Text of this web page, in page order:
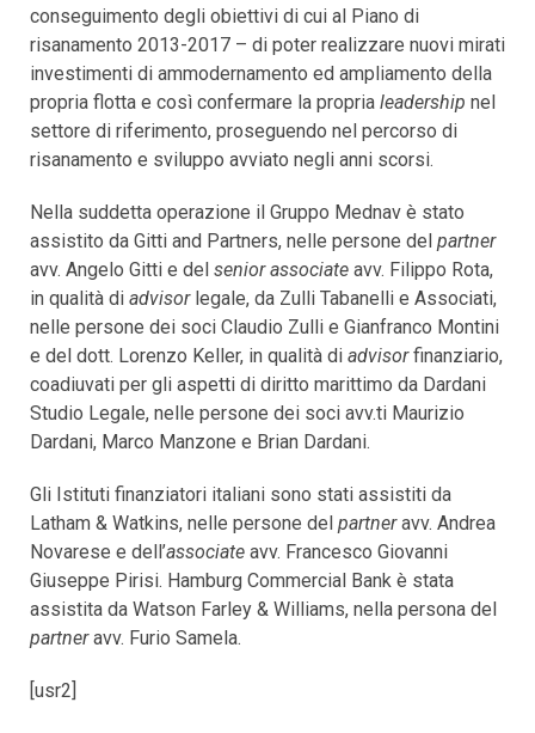
conseguimento degli obiettivi di cui al Piano di
risanamento 2013-2017 – di poter realizzare nuovi mirati
investimenti di ammodernamento ed ampliamento della
propria flotta e così confermare la propria leadership nel
settore di riferimento, proseguendo nel percorso di
risanamento e sviluppo avviato negli anni scorsi.
Nella suddetta operazione il Gruppo Mednav è stato
assistito da Gitti and Partners, nelle persone del partner
avv. Angelo Gitti e del senior associate avv. Filippo Rota,
in qualità di advisor legale, da Zulli Tabanelli e Associati,
nelle persone dei soci Claudio Zulli e Gianfranco Montini
e del dott. Lorenzo Keller, in qualità di advisorfinanziario,
coadiuvati per gli aspetti di diritto marittimo da Dardani
Studio Legale, nelle persone dei soci avv.ti Maurizio
Dardani, Marco Manzone e Brian Dardani.
Gli Istituti finanziatori italiani sono stati assistiti da
Latham & Watkins, nelle persone del partneravv. Andrea
Novarese e dell’associate avv. Francesco Giovanni
Giuseppe Pirisi. Hamburg Commercial Bank è stata
assistita da Watson Farley & Williams, nella persona del
partneravv. Furio Samela.
[usr2]